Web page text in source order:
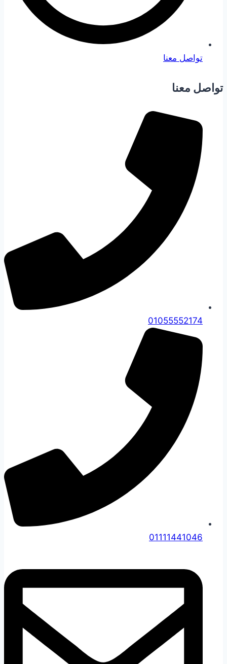
تواصل معنا
تواصل معنا
01055552174
01111441046